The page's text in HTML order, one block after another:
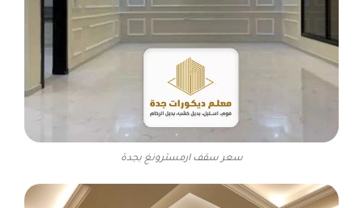
سعر سقف ارمسترونغ بجدة